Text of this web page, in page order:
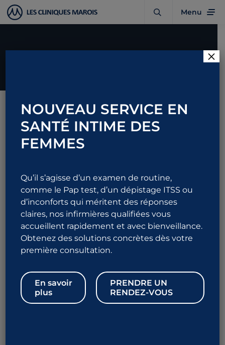
Menu
RETOUR
Conseils
Après une
vasectomie : à
quoi s’attendre
?
NOUVEAU SERVICE EN
SANTÉ INTIME DES
FEMMES
Qu’il s’agisse d’un examen de routine,
comme le Pap test, d’un dépistage ITSS ou
d’inconforts qui méritent des réponses
claires, nos infirmières qualifiées vous
accueillent rapidement et avec bienveillance.
Obtenez des solutions concrètes dès votre
première consultation.
En savoir
plus
PRENDRE UN
RENDEZ-VOUS
×